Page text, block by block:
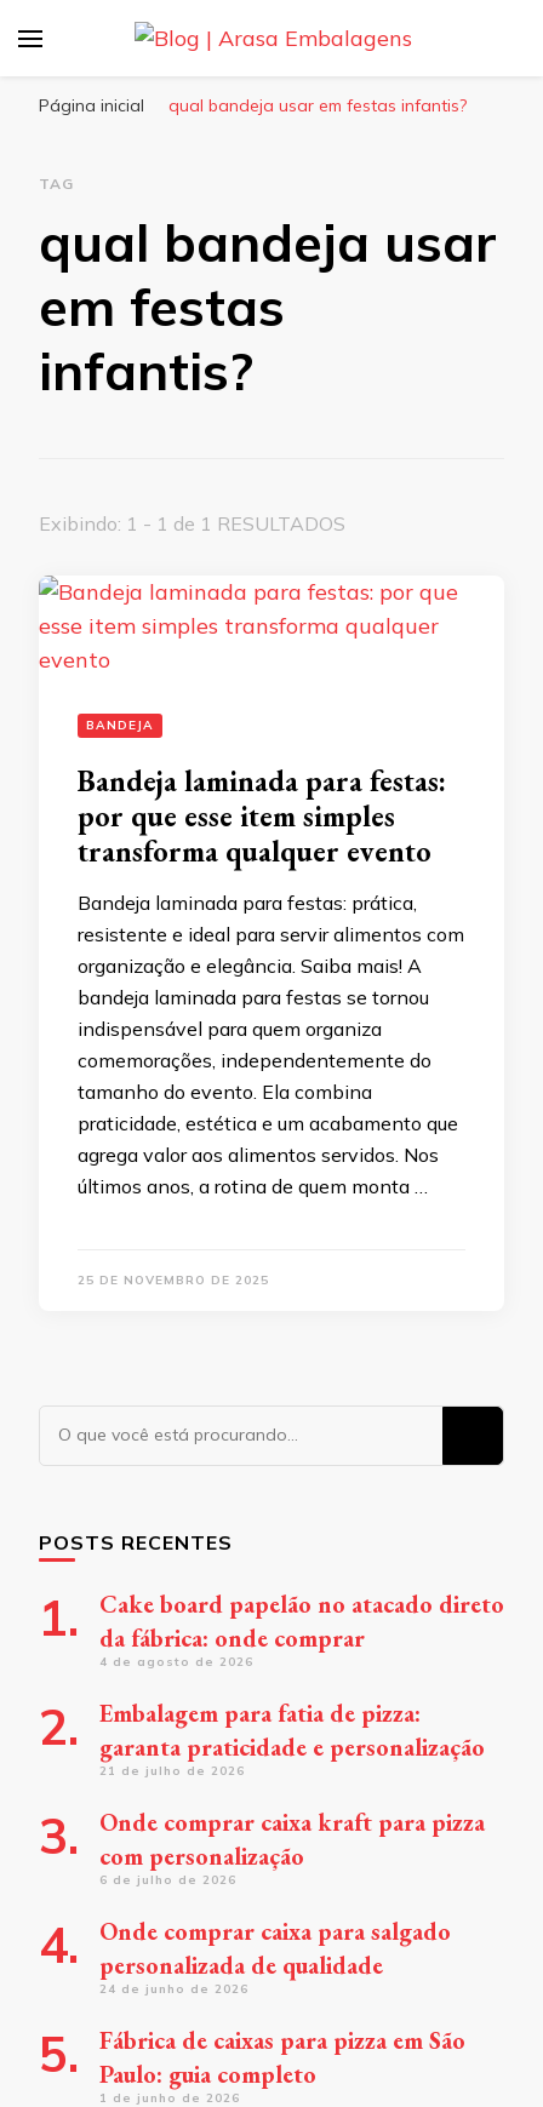
pizzas, doces e salgados. Tudo para seu
Página inicial qual bandeja usar em festas infantis?
TAG
qual bandeja usar
em festas
infantis?
Exibindo: 1 - 1 de 1 RESULTADOS
BANDEJA
Bandeja laminada para festas:
por que esse item simples
transforma qualquer evento
Bandeja laminada para festas: prática,
resistente e ideal para servir alimentos com
organização e elegância. Saiba mais! A
bandeja laminada para festas se tornou
indispensável para quem organiza
comemorações, independentemente do
tamanho do evento. Ela combina
praticidade, estética e um acabamento que
agrega valor aos alimentos servidos. Nos
últimos anos, a rotina de quem monta …
25 DE NOVEMBRO DE 2025
Procurando
POSTS RECENTES
Cake board papelão no atacado direto
da fábrica: onde comprar
4 de agosto de 2026
Embalagem para fatia de pizza:
garanta praticidade e personalização
21 de julho de 2026
Onde comprar caixa kraft para pizza
com personalização
6 de julho de 2026
Onde comprar caixa para salgado
personalizada de qualidade
24 de junho de 2026
Fábrica de caixas para pizza em São
Paulo: guia completo
1 de junho de 2026